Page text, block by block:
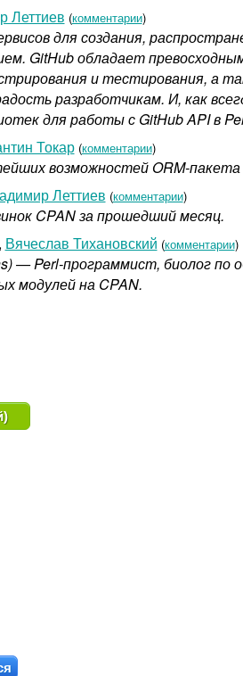
Леттиев (комментарии)
для создания,
GitHub обладает
и тестирования, а
разработчикам. И, как
для работы с GitHub API в
Токар (комментарии)
возможностей ORM-пакета
Леттиев (комментарии)
CPAN за прошедший месяц.
, Вячеслав Тихановский (комментарии)
— Perl-программист, биолог по
модулей на CPAN.